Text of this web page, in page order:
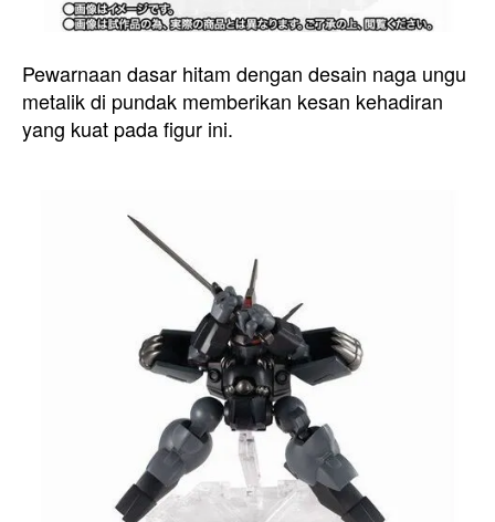
Pewarnaan dasar hitam dengan desain naga ungu
metalik di pundak memberikan kesan kehadiran
yang kuat pada figur ini.